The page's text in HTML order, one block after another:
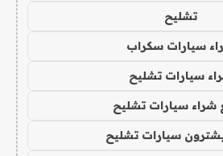
تشليح
سيارات سكراب
سيارات تشليح
شراء سيارات تشليح
سيارات تشليح